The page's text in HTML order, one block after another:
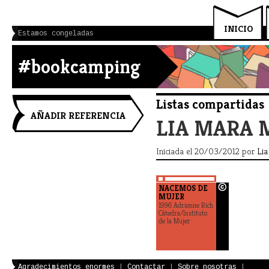
INICIO
Estamos congeladas
#bookcamping
AÑADIR REFERENCIA
Listas compartidas
LIA MARA
Iniciada el 20/03/2012 por
NACEMOS DE
MUJER
1996 Adrienne Rich
Cátedra/Instituto
de la Mujer